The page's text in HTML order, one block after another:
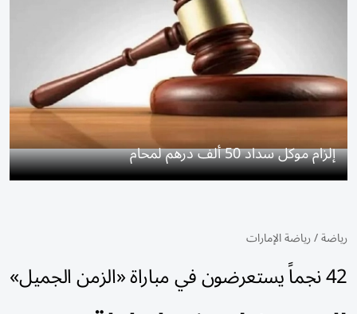
إلزام موكل سداد 50 ألف درهم لمحام
رياضة/رياضة الإمارات
42 نجماً يستعرضون في مباراة «الزمن الجميل»